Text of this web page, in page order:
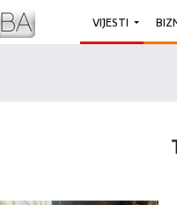
VIJESTI